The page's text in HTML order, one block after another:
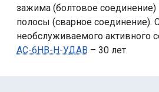
зажима (болтовое
полосы (сварное соединение).
необслуживаемого активного
АС-6НВ-Н-УДАВ – 30 лет.